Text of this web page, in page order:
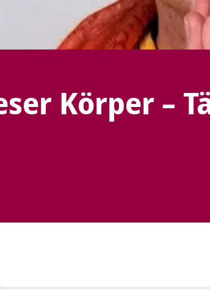
Körper –